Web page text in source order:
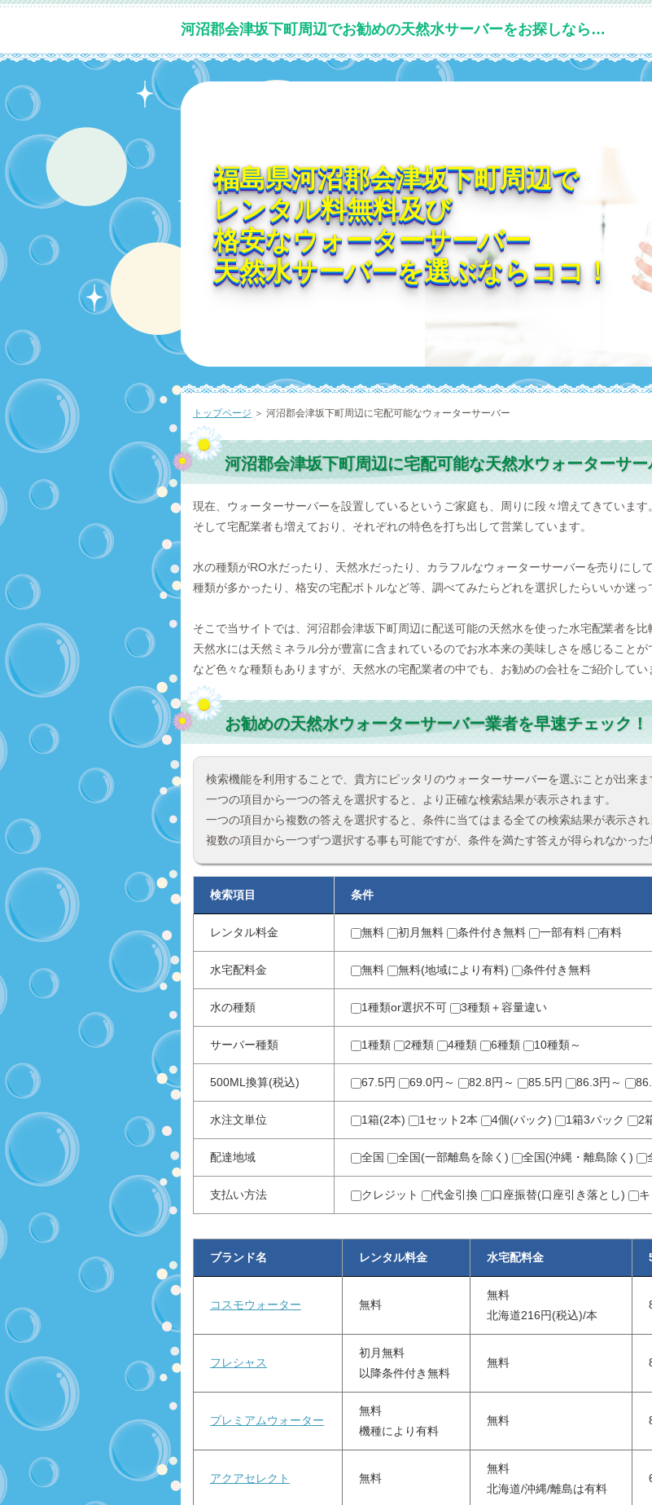
河沼郡会津坂下町周辺でお勧めの天然水サーバーをお探しなら…
福島県河沼郡会津坂下町周辺で
レンタル料無料及び
格安なウォーターサーバー
天然水サーバーを選ぶならココ！
トップページ ＞ 河沼郡会津坂下町周辺に宅配可能なウォーターサーバー
河沼郡会津坂下町周辺に宅配可能な天然水ウォーターサ
現在、ウォーターサーバーを設置しているというご家庭も、周りに段々増えてきています
そして宅配業者も増えており、それぞれの特色を打ち出して営業しています。
水の種類がRO水だったり、天然水だったり、カラフルなウォーターサーバーを売りにし
種類が多かったり、格安の宅配ボトルなど等、調べてみたらどれを選択したらいいか迷っ
そこで当サイトでは、河沼郡会津坂下町周辺に配送可能の天然水を使った水宅配業者を比
天然水には天然ミネラル分が豊富に含まれているのでお水本来の美味しさを感じること
など色々な種類もありますが、天然水の宅配業者の中でも、お勧めの会社をご紹介してい
お勧めの天然水ウォーターサーバー業者を早速チェック！
検索機能を利用することで、貴方にピッタリのウォーターサーバーを選ぶことが出来ま
一つの項目から一つの答えを選択すると、より正確な検索結果が表示されます。
一つの項目から複数の答えを選択すると、条件に当てはまる全ての検索結果が表示され
複数の項目から一つずつ選択する事も可能ですが、条件を満たす答えが得られなかった
検索項目 条件
レンタル料金 無料 初月無料 条件付き無料 一部有料 有料
水宅配料金 無料 無料(地域により有料) 条件付き無料
水の種類 1種類or選択不可 3種類＋容量違い
サーバー種類 1種類 2種類 4種類 6種類 10種類～
500ML換算(税込) 67.5円 69.0円～ 82.8円～ 85.5円 86.3円～
水注文単位 1箱(2本) 1セット2本 4個(パック) 1箱3パック 2
配達地域 全国 全国(一部離島を除く) 全国(沖縄・離島除く)
支払い方法 クレジット 代金引換 口座振替(口座引き落とし)
ブランド名 レンタル料金 水宅配料金
コスモウォーター 無料
無料
北海道216円(税込)/本
フレシャス
初月無料
以降条件付き無料
無料
プレミアムウォーター
無料
機種により有料
無料
アクアセレクト 無料
無料
北海道/沖縄/離島は有料